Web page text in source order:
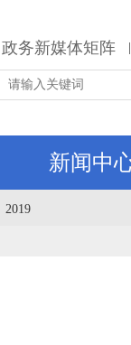
政务新媒体矩阵 |
新闻中
2019